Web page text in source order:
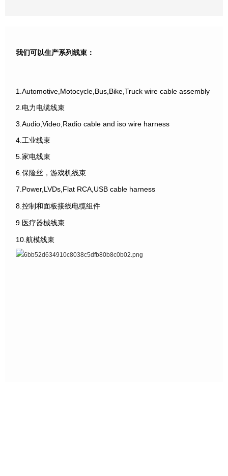
我们可以生产系列线束：
1.Automotive,Motocycle,Bus,Bike,Truck wire cable assembly
2.电力电缆线束
3.Audio,Video,Radio cable and iso wire harness
4.工业线束
5.家电线束
6.保险丝，游戏机线束
7.Power,LVDs,Flat RCA,USB cable harness
8.控制和面板接线电缆组件
9.医疗器械线束
10.航模线束